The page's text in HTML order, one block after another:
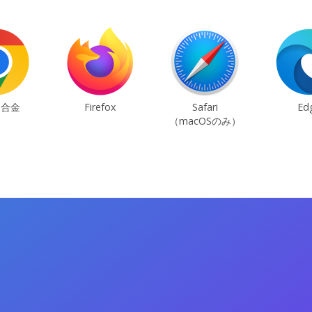
金 Firefox
Safari
（macOSのみ）